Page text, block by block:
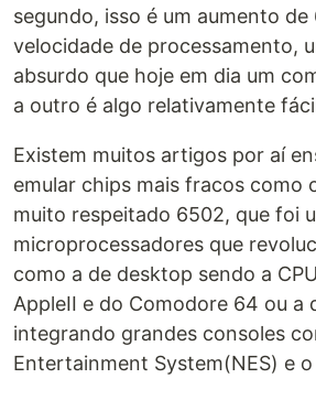
segundo, isso é um aumento de
velocidade de processamento,
absurdo que hoje em dia um
a outro é algo relativamente
Existem muitos artigos por aí
emular chips mais fracos como
muito respeitado 6502, que foi
microprocessadores que
como a de desktop sendo a
AppleII e do Comodore 64 ou a
integrando grandes consoles
Entertainment System(NES) e